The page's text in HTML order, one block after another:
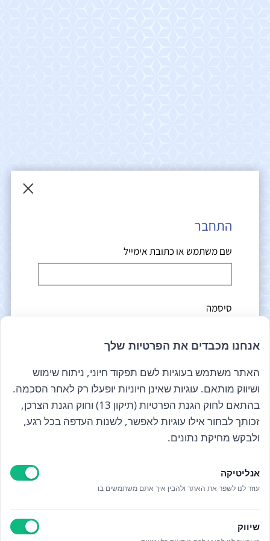
×
התחבר
שם משתמש או כתובת אימייל
סיסמה
הרשמה
אנחנו מכבדים את הפרטיות שלך
האתר משתמש בעוגיות לשם תפקוד חיוני, ניתוח שימוש
ושיווק מותאם. עוגיות שאינן חיוניות יופעלו רק לאחר הסכמה.
בהתאם לחוק הגנת הפרטיות (תיקון 13) וחוק הגנת הצרכן,
זכותך לבחור אילו עוגיות לאפשר, לשנות העדפה בכל רגע,
ולבקש מחיקת נתונים.
אנליטיקה
עוזר לנו לשפר את האתר ולהבין איך אתם משתמשים בו
שיווק